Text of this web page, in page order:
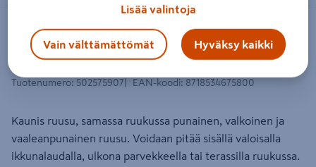
Ruusu Trio Mix 14cm ruukku
NO BRAND
Tuotenumero: 502575907 EAN-koodi: 8718534675800
Kaunis ruusu, samassa ruukussa punainen, valkoinen ja
vaaleanpunainen ruusu. Voidaan pitää sisällä valoisalla
ikkunalaudalla, ulkona parvekkeella tai terassilla ruukussa.
Lisää valintoja
Vain välttämättömät Hyväksy kaikki